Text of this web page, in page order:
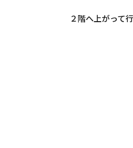
２階へ上がって行